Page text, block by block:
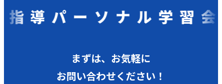
導パーソナル学習会
まずは、お気軽に
お問い合わせください！